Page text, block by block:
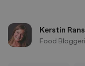
Kerstin
Food